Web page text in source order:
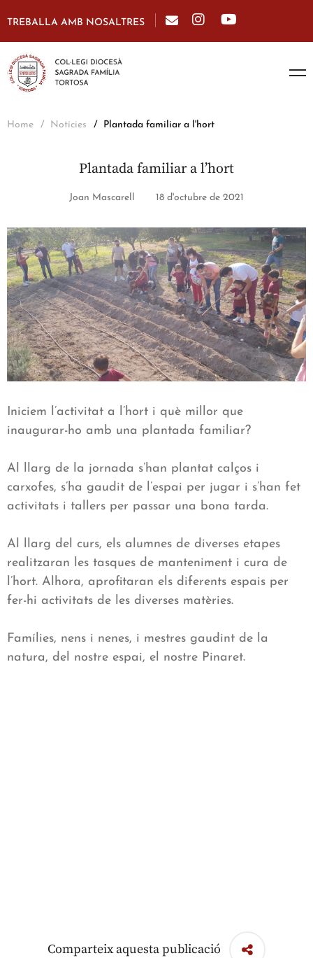
TREBALLA AMB NOSALTRES
Home Notícies Plantada familiar a l'hort
Plantada familiar a l’hort
Joan Mascarell 18 d'octubre de 2021
Iniciem l’activitat a l’hort i què millor que
inaugurar-ho amb una plantada familiar?
Al llarg de la jornada s’han plantat calços i
carxofes, s’ha gaudit de l’espai per jugar i s’han fet
activitats i tallers per passar una bona tarda.
Al llarg del curs, els alumnes de diverses etapes
realitzaran les tasques de manteniment i cura de
l’hort. Alhora, aprofitaran els diferents espais per
fer-hi activitats de les diverses matèries.
Famílies, nens i nenes, i mestres gaudint de la
natura, del nostre espai, el nostre Pinaret.
Comparteix aquesta publicació